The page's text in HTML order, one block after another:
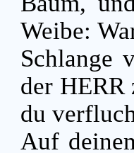
Weibe:
Schlange
der HERR
du
Auf